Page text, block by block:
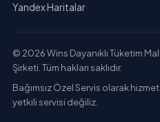
Yandex Haritalar
© 2026 Wins Dayanıklı Tüketim
Şirketi. Tüm hakları saklıdır.
Bağımsız Özel Servis olarak
yetkili servisi değiliz.